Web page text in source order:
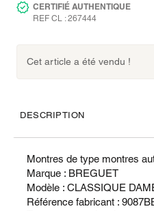
CERTIFIÉ AUTHENTIQUE
REF CL : 267444
Cet article a été vendu !
DESCRIPTION
Montres de type montres
Marque : BREGUET
Modèle : CLASSIQUE
Référence fabricant :